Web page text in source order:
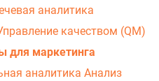
аналитика
качеством (QM)
для маркетинга
аналитика Анализ